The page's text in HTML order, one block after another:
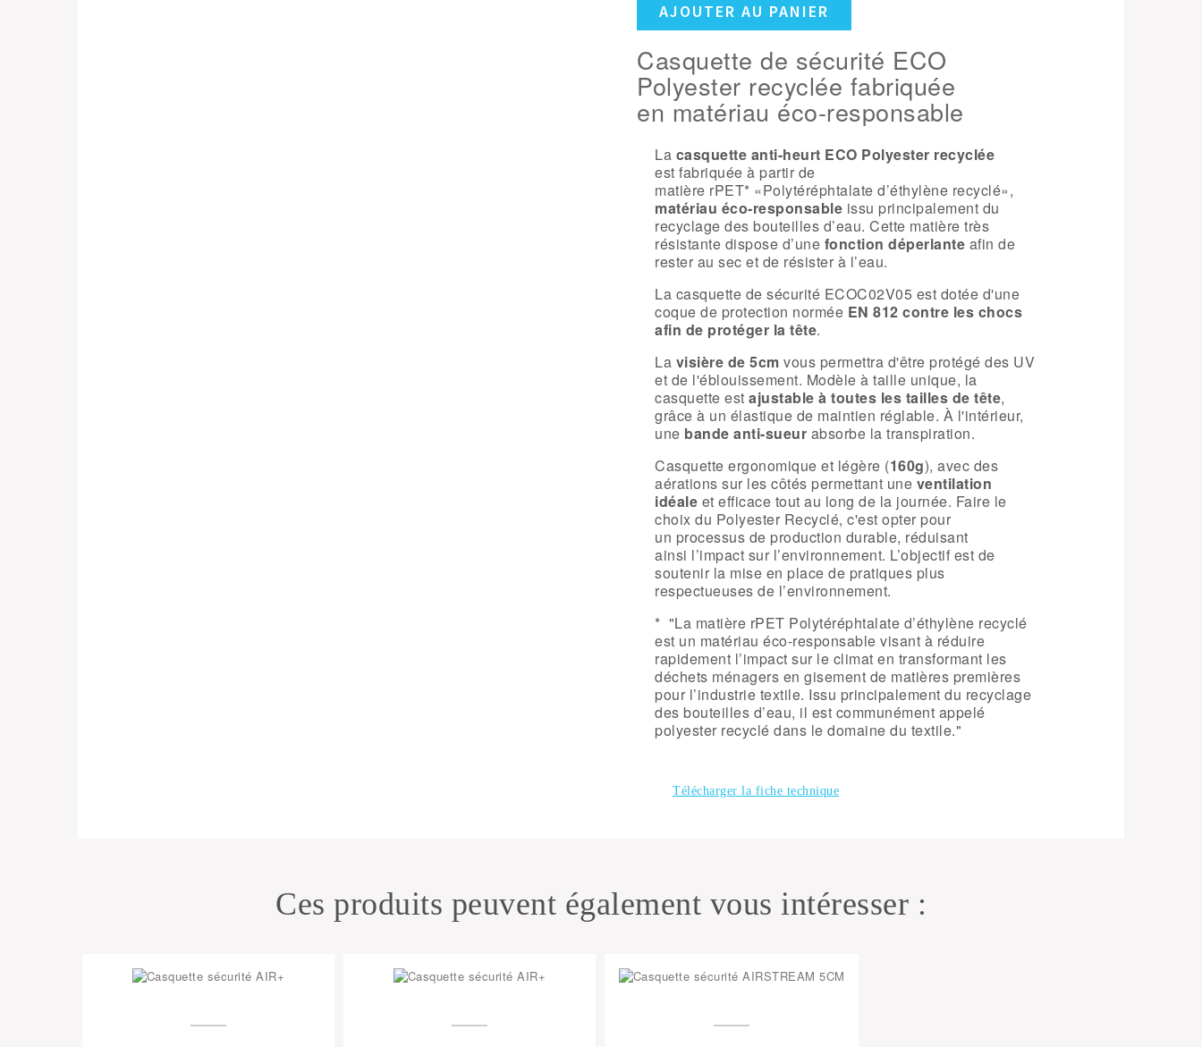
AJOUTER AU PANIER
Casquette de sécurité ECO
Polyester recyclée fabriquée
en matériau éco-responsable
La casquette anti-heurt ECO Polyester recyclée
est fabriquée à partir de
matière rPET* «Polytéréphtalate d’éthylène recyclé»,
matériau éco-responsable issu principalement du
recyclage des bouteilles d’eau. Cette matière très
résistante dispose d’une fonction déperlante afin de
rester au sec et de résister à l’eau.
La casquette de sécurité ECOC02V05 est dotée d'une
coque de protection normée EN 812 contre les chocs
afin de protéger la tête.
La visière de 5cm vous permettra d'être protégé des UV
et de l'éblouissement. Modèle à taille unique, la
casquette est ajustable à toutes les tailles de tête,
grâce à un élastique de maintien réglable. À l'intérieur,
une bande anti-sueur absorbe la transpiration.
Casquette ergonomique et légère (160g), avec des
aérations sur les côtés permettant une ventilation
idéale et efficace tout au long de la journée. Faire le
choix du Polyester Recyclé, c'est opter pour
un processus de production durable, réduisant
ainsi l’impact sur l’environnement. L’objectif est de
soutenir la mise en place de pratiques plus
respectueuses de l’environnement.
* "La matière rPET Polytéréphtalate d’éthylène recyclé
est un matériau éco-responsable visant à réduire
rapidement l’impact sur le climat en transformant les
déchets ménagers en gisement de matières premières
pour l’industrie textile. Issu principalement du recyclage
des bouteilles d’eau, il est communément appelé
polyester recyclé dans le domaine du textile."
Télécharger la fiche technique
Ces produits peuvent également vous intéresser :